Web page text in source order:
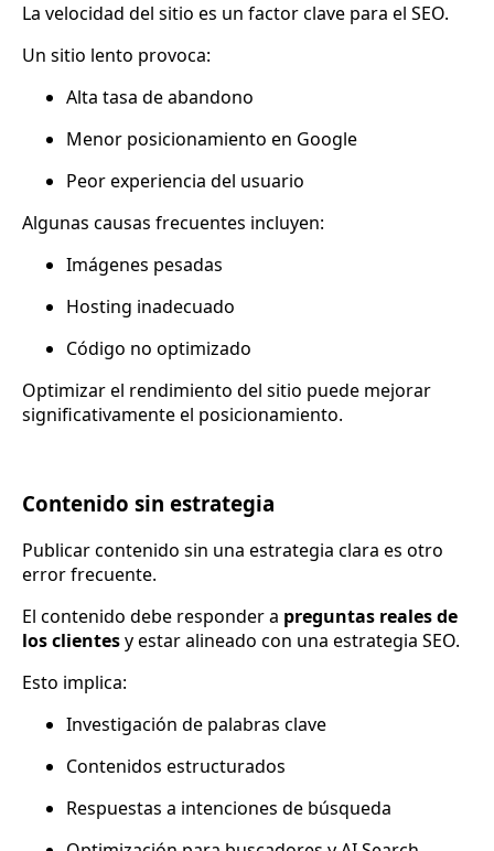
La velocidad del sitio es un factor clave para el SEO.
Un sitio lento provoca:
Alta tasa de abandono
Menor posicionamiento en Google
Peor experiencia del usuario
Algunas causas frecuentes incluyen:
Imágenes pesadas
Hosting inadecuado
Código no optimizado
Optimizar el rendimiento del sitio puede mejorar
significativamente el posicionamiento.
Contenido sin estrategia
Publicar contenido sin una estrategia clara es otro
error frecuente.
El contenido debe responder a preguntas reales de
los clientesy estar alineado con una estrategia SEO.
Esto implica:
Investigación de palabras clave
Contenidos estructurados
Respuestas a intenciones de búsqueda